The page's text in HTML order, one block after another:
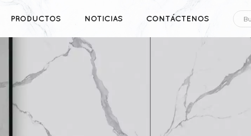
PRODUCTOS NOTICIAS CONTÁCTENOS